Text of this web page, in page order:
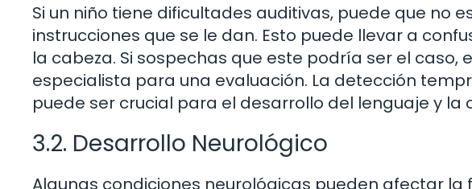
Si un niño tiene dificultades auditivas, puede que no
instrucciones que se le dan. Esto puede llevar a
la cabeza. Si sospechas que este podría ser el
especialista para una evaluación. La detección
puede ser crucial para el desarrollo del lenguaje y la
3.2. Desarrollo Neurológico
Algunas condiciones neurológicas pueden afectar la